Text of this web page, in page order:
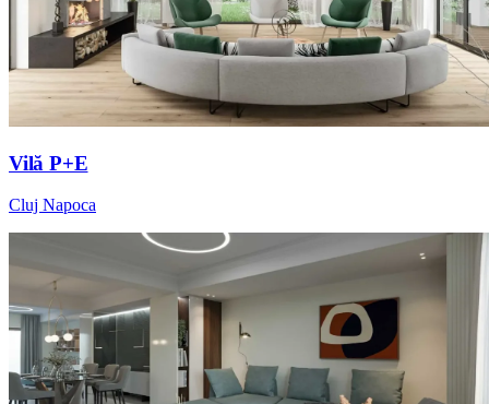
Vilă P+E
Cluj Napoca